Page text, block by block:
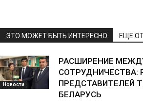
ЭТО МОЖЕТ БЫТЬ ИНТЕРЕСНО ЕЩЕ
Новости
РАСШИРЕНИЕ
СОТРУДНИЧЕСТВА:
ПРЕДСТАВИТЕЛЕЙ
БЕЛАРУСЬ